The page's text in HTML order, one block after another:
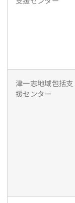
津一志地域包括支
援センター